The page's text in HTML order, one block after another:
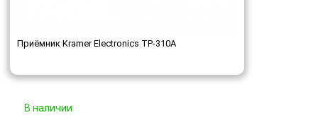
Приёмник Kramer Electronics TP-310A
В наличии